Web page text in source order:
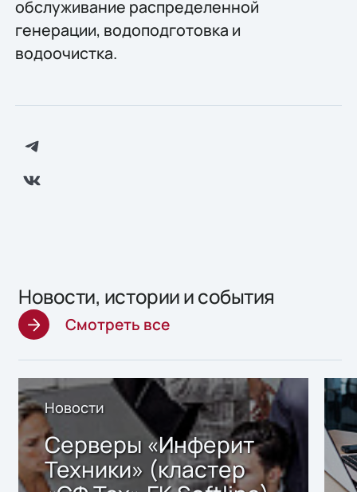
обслуживание распределенной
генерации, водоподготовка и
водоочистка.
Новости, истории и события
Смотреть все
Новости
Серверы «Инферит
Техники» (кластер